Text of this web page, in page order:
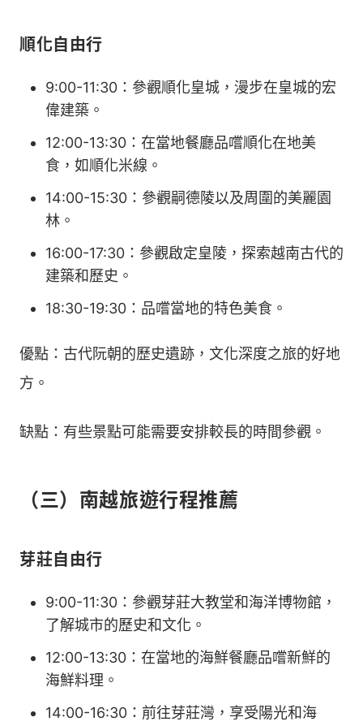
順化自由行
9:00-11:30：參觀順化皇城，漫步在皇城的宏
偉建築。
12:00-13:30：在當地餐廳品嚐順化在地美
食，如順化米線。
14:00-15:30：參觀嗣德陵以及周圍的美麗園
林。
16:00-17:30：參觀啟定皇陵，探索越南古代的
建築和歷史。
18:30-19:30：品嚐當地的特色美食。
優點：古代阮朝的歷史遺跡，文化深度之旅的好地
方。
缺點：有些景點可能需要安排較長的時間參觀。
（三）南越旅遊行程推薦
芽莊自由行
9:00-11:30：參觀芽莊大教堂和海洋博物館，
了解城市的歷史和文化。
12:00-13:30：在當地的海鮮餐廳品嚐新鮮的
海鮮料理。
14:00-16:30：前往芽莊灣，享受陽光和海